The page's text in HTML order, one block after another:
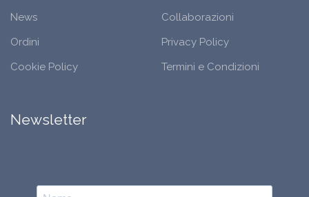
News
Collaborazioni
Ordini
Privacy Policy
Cookie Policy
Termini e Condizioni
Newsletter